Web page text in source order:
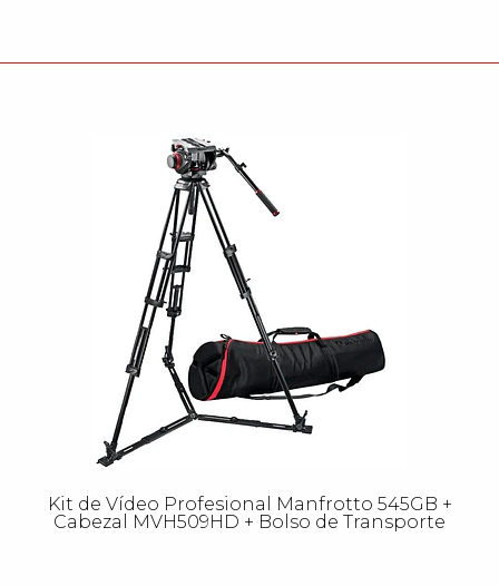
Kit de Vídeo Profesional Manfrotto 545GB +
Cabezal MVH509HD + Bolso de Transporte